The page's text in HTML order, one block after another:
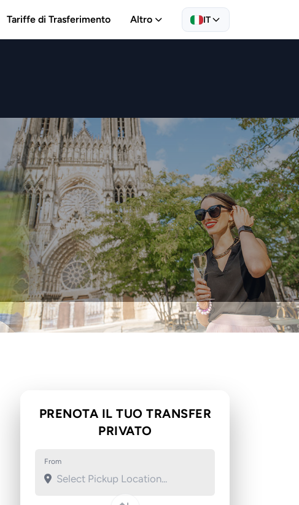
Tariffe di Trasferimento Altro IT
PRENOTA IL TUO TRANSFER
PRIVATO
From